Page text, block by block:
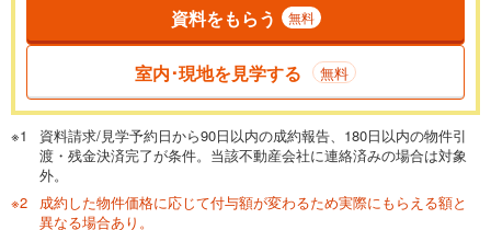
一般的には最長35年まで借り入れ可能です。多くの金融機関
が完済時の年齢は80歳までを条件としています。
閉じる
頭金 万円
0万円 3,980万円
資料をもらう 無料
室内･現地を見学する 無料
資料請求/見学予約日から90日以内の成約報告、180日以内の物件引
渡・残金決済完了が条件。当該不動産会社に連絡済みの場合は対象
外。
成約した物件価格に応じて付与額が変わるため実際にもらえる額と
異なる場合あり。